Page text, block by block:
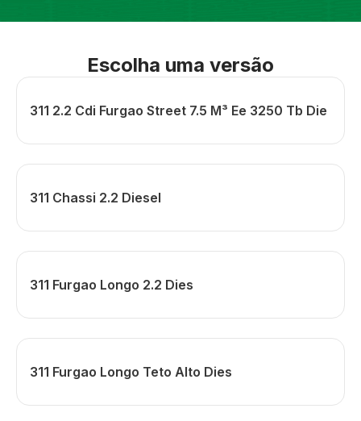
Escolha uma versão
311 2.2 Cdi Furgao Street 7.5 M³ Ee 3250 Tb Die
311 Chassi 2.2 Diesel
311 Furgao Longo 2.2 Dies
311 Furgao Longo Teto Alto Dies